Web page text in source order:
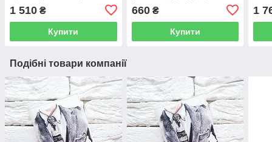
1 510 ₴
Купити
660₴
Купити
1
Подібні товари компанії